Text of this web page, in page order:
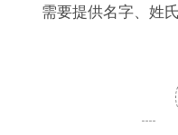
需要提供名字、姓